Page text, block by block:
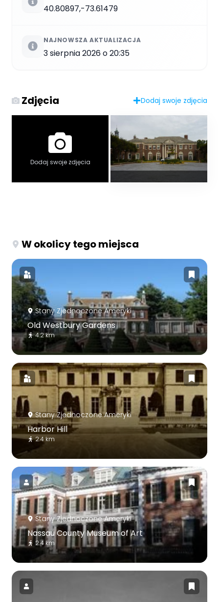
40.80897,-73.61479
NAJNOWSZA AKTUALIZACJA
3 sierpnia 2026 o 20:35
Zdjęcia Dodaj swoje zdjęcia
Dodaj swoje zdjęcia
W okolicy tego miejsca
Stany Zjednoczone Ameryki
Old Westbury Gardens
4.2 km
Stany Zjednoczone Ameryki
Harbor Hill
2.4 km
Stany Zjednoczone Ameryki
Nassau County Museum of Art
2.4 km